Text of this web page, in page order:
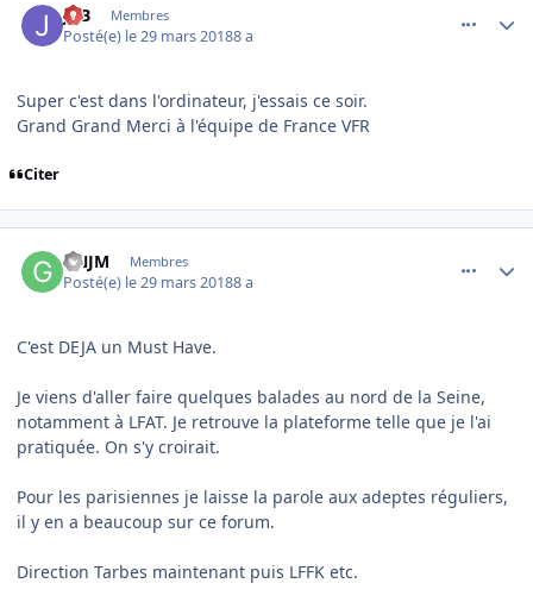
JPB Membres
Posté(e) le 29 mars 20188 a
Super c'est dans l'ordinateur, j'essais ce soir.
Grand Grand Merci à l'équipe de France VFR
Citer
GNJM Membres
Posté(e) le 29 mars 20188 a
C'est DEJA un Must Have.
Je viens d'aller faire quelques balades au nord de la Seine,
notamment à LFAT. Je retrouve la plateforme telle que je l'ai
pratiquée. On s'y croirait.
Pour les parisiennes je laisse la parole aux adeptes réguliers,
il y en a beaucoup sur ce forum.
Direction Tarbes maintenant puis LFFK etc.